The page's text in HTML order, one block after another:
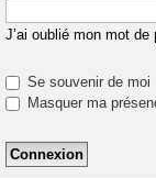
J’ai oublié mon mot de
Se souvenir de moi
Masquer ma